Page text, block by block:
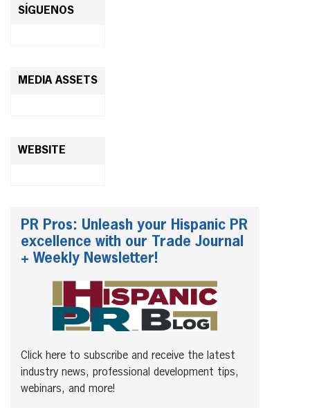
SÍGUENOS
MEDIA ASSETS
WEBSITE
PR Pros: Unleash your Hispanic PR
excellence with our Trade Journal
+ Weekly Newsletter!
Click here to subscribe and receive the latest
industry news, professional development tips,
webinars, and more!